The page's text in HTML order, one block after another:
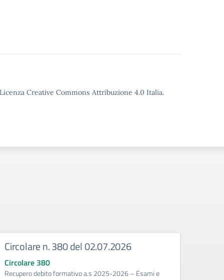
Creative Commons Attribuzione 4.0 Italia.
Circolare n. 380 del 02.07.2026
Circolare 380
Recupero debito formativo a.s 2025-2026 – Esami e